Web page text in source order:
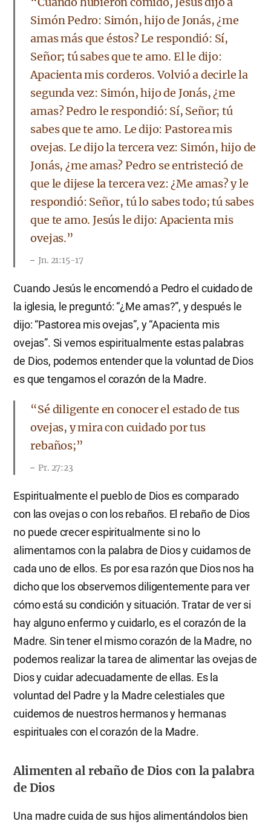
Simón Pedro: Simón, hijo de Jonás, ¿me
amas más que éstos? Le respondió: Sí,
Señor; tú sabes que te amo. El le dijo:
Apacienta mis corderos. Volvió a decirle la
segunda vez: Simón, hijo de Jonás, ¿me
amas? Pedro le respondió: Sí, Señor; tú
sabes que te amo. Le dijo: Pastorea mis
ovejas. Le dijo la tercera vez: Simón, hijo de
Jonás, ¿me amas? Pedro se entristeció de
que le dijese la tercera vez: ¿Me amas? y le
respondió: Señor, tú lo sabes todo; tú sabes
que te amo. Jesús le dijo: Apacienta mis
ovejas.”
Jn. 21:15-17
Cuando Jesús le encomendó a Pedro el cuidado de
la iglesia, le preguntó: “¿Me amas?”, y después le
dijo: “Pastorea mis ovejas”, y “Apacienta mis
ovejas”. Si vemos espiritualmente estas palabras
de Dios, podemos entender que la voluntad de Dios
es que tengamos el corazón de la Madre.
“Sé diligente en conocer el estado de tus
ovejas, y mira con cuidado por tus
rebaños;”
Pr. 27:23
Espiritualmente el pueblo de Dios es comparado
con las ovejas o con los rebaños. El rebaño de Dios
no puede crecer espiritualmente si no lo
alimentamos con la palabra de Dios y cuidamos de
cada uno de ellos. Es por esa razón que Dios nos ha
dicho que los observemos diligentemente para ver
cómo está su condición y situación. Tratar de ver si
hay alguno enfermo y cuidarlo, es el corazón de la
Madre. Sin tener el mismo corazón de la Madre, no
podemos realizar la tarea de alimentar las ovejas de
Dios y cuidar adecuadamente de ellas. Es la
voluntad del Padre y la Madre celestiales que
cuidemos de nuestros hermanos y hermanas
espirituales con el corazón de la Madre.
Alimenten al rebaño de Dios con la palabra
de Dios
Una madre cuida de sus hijos alimentándolos bien